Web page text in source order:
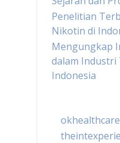
Penelitian
Nikotin di
Mengungkap
dalam Industri
Indonesia